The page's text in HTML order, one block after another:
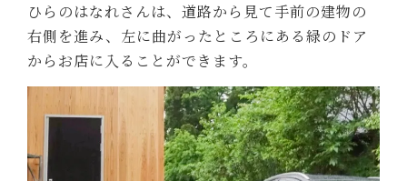
ひらのはなれさんは、道路から見て手前の建物の
右側を進み、左に曲がったところにある緑のドア
からお店に入ることができます。